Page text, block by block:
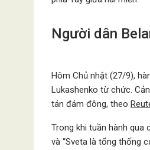
Người dân
Hôm Chủ nhật (27/9),
Lukashenko từ chức.
tán đám đông, theo
Trong khi tuần hành qua
và “Sveta là tổng thống